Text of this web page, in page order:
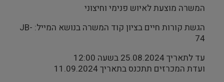
המשרה מוצעת לאיוש פנימי וחיצוני
הגשת קורות חיים בציון קוד המשרה בנושא המייל: JB-
74
עד לתאריך 25.08.2024 בשעה 12:00
ועדת המכרזים תתכנס בתאריך 11.09.2024